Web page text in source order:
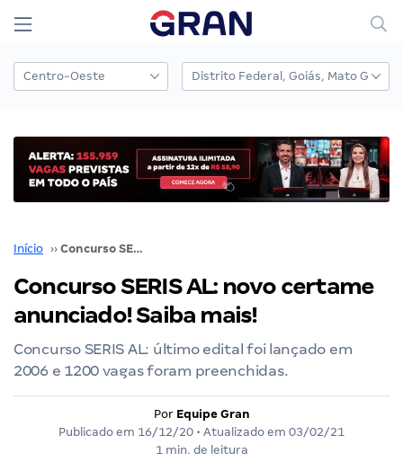
Início ›› Concurso SERIS AL: novo certame anunciado! Saiba mais!
Concurso SERIS AL: novo certame
anunciado! Saiba mais!
Concurso SERIS AL: último edital foi lançado em
2006 e 1200 vagas foram preenchidas.
Por Equipe Gran
Publicado em 16/12/20 • Atualizado em 03/02/21
1 min. de leitura